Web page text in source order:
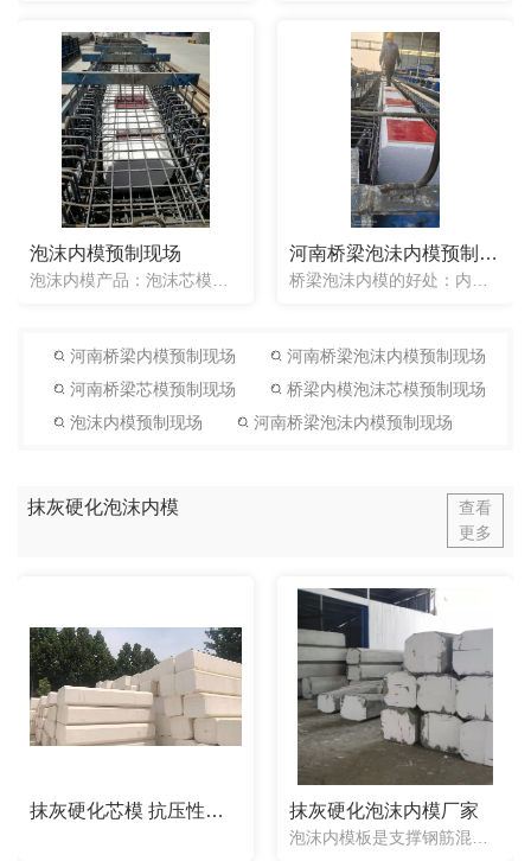
泡沫内模预制现场
泡沫内模产品：泡沫芯模与气囊芯模和钢模版一样，上面都需要压杠，用来减小芯模上浮。泡沫芯模由于整体实心，所以不会出现芯模局部变形，混凝土厚度不均匀的情况。放水泥.好是在先铺底层混凝土时，等下面水泥凝固一...
河南桥梁泡沬内模预制现场
桥梁泡沬内模的好处：内膜不易上浮，可以很好的控制空心板内模上浮或偏位的施工难题，提高工程质量标准。内膜不易变形，有效的解决控制顶板，空心板浇筑不均匀后期出现的承载力不足等问题。操作简便，不增加梁体自重...
河南桥梁内模预制现场
河南桥梁泡沫内模预制现场
河南桥梁芯模预制现场
桥梁内模泡沫芯模预制现场
泡沫内模预制现场
河南桥梁泡沬内模预制现场
抹灰硬化泡沫内模
查看
更多
抹灰硬化芯模 抗压性抗震性更好的泡沫芯模 抹灰硬化泡沫内模厂家